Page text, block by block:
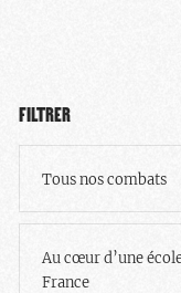
FILTRER
Tous nos combats
Au cœur d’une
France